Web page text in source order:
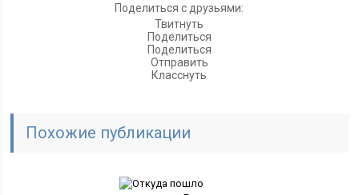
Поделиться с друзьями:
Твитнуть
Поделиться
Поделиться
Отправить
Класснуть
Похожие публикации